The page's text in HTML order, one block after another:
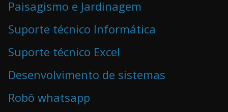
Paisagismo e Jardinagem
Suporte técnico Informática
Suporte técnico Excel
Desenvolvimento de sistemas
Robô whatsapp